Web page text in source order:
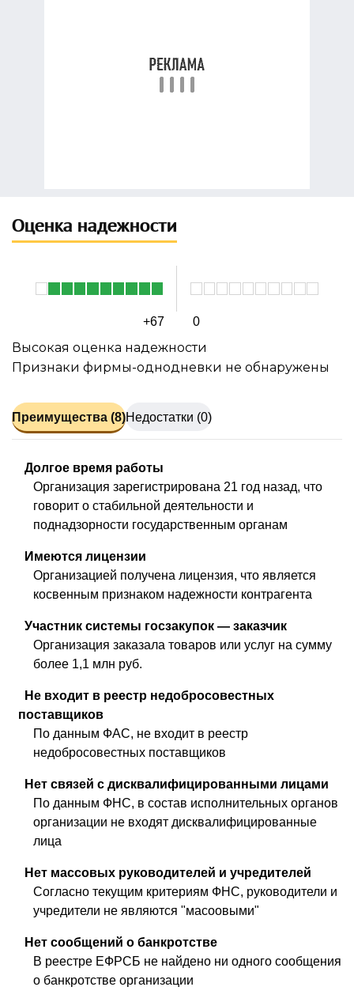
Оценка надежности
+67 0
Высокая оценка надежности
Признаки фирмы-однодневки не обнаружены
Преимущества (8)Недостатки (0)
Долгое время работы
Организация зарегистрирована 21 год назад, что
говорит о стабильной деятельности и
поднадзорности государственным органам
Имеются лицензии
Организацией получена лицензия, что является
косвенным признаком надежности контрагента
Участник системы госзакупок — заказчик
Организация заказала товаров или услуг на сумму
более 1,1 млн руб.
Не входит в реестр недобросовестных
поставщиков
По данным ФАС, не входит в реестр
недобросовестных поставщиков
Нет связей с дисквалифицированными лицами
По данным ФНС, в состав исполнительных органов
организации не входят дисквалифицированные
лица
Нет массовых руководителей и учредителей
Согласно текущим критериям ФНС, руководители и
учредители не являются "масоовыми"
Нет сообщений о банкротстве
В реестре ЕФРСБ не найдено ни одного сообщения
о банкротстве организации